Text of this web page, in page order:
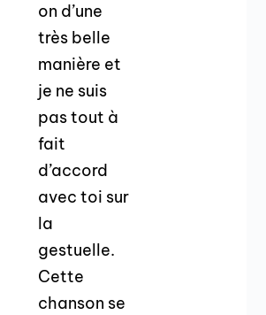
on d’une
très belle
manière et
je ne suis
pas tout à
fait
d’accord
avec toi sur
la
gestuelle.
Cette
chanson se